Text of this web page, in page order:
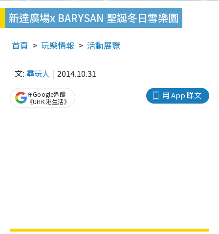
新達廣場x BARYSAN 聖誕冬日雪樂園
首頁 玩樂情報 活動展覽
文: 尋玩人 2014.10.31
用 App 睇文
在Google追蹤
《UHK 港生活》